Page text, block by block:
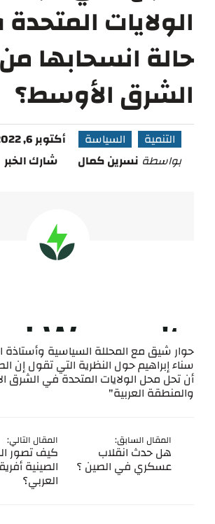
الولايات
حالة انسحابها من
الشرق الأوسط؟
التنمية السياسة
أكتوبر 6, 2022
بواسطة نسرين كمال شارك الخبر
حوار شيق مع المحللة السياسية وأستاذة
سناء إبراهيم حول النظرية التي تقول إن
أن تحل محل الولايات المتحدة في الشرق
والمنطقة العربية"
المقال السابق:
هل حدث انقلاب
عسكري في الصين ؟
المقال التالي:
كيف تصور
الصينية
العربي؟